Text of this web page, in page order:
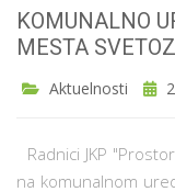
KOMUNALNO
MESTA
Aktuelnosti
Radnici JKP
na komunalnom